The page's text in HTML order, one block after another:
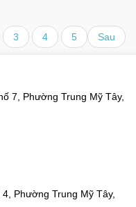
3 4 5 Sau
7, Phường Trung Mỹ Tây,
Phường Trung Mỹ Tây,